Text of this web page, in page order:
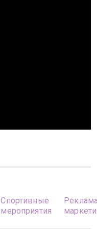
Спортивные
мероприятия